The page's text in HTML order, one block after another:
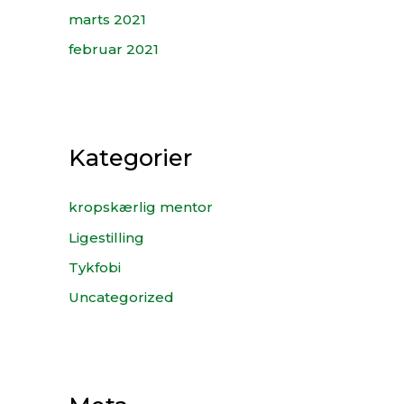
marts 2021
februar 2021
Kategorier
kropskærlig mentor
Ligestilling
Tykfobi
Uncategorized